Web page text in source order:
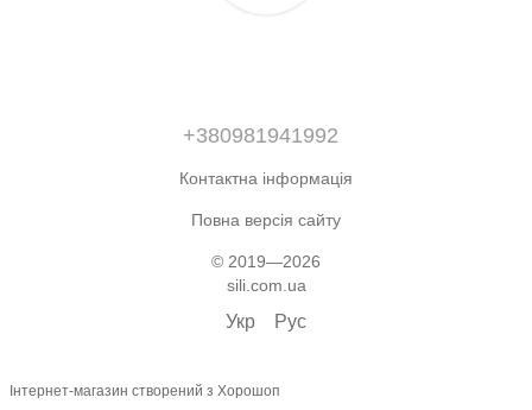
+380981941992
Контактна інформація
Повна версія сайту
© 2019—2026
sili.com.ua
Укр Рус
Інтернет-магазин створений з Хорошоп